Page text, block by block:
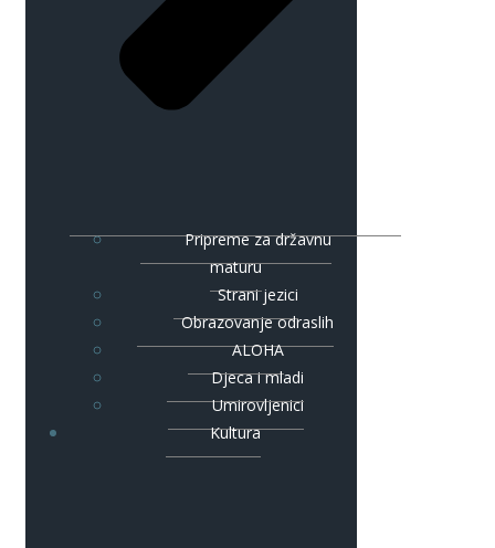
Pripreme za državnu
maturu
Strani jezici
Obrazovanje odraslih
ALOHA
Djeca i mladi
Umirovljenici
Kultura